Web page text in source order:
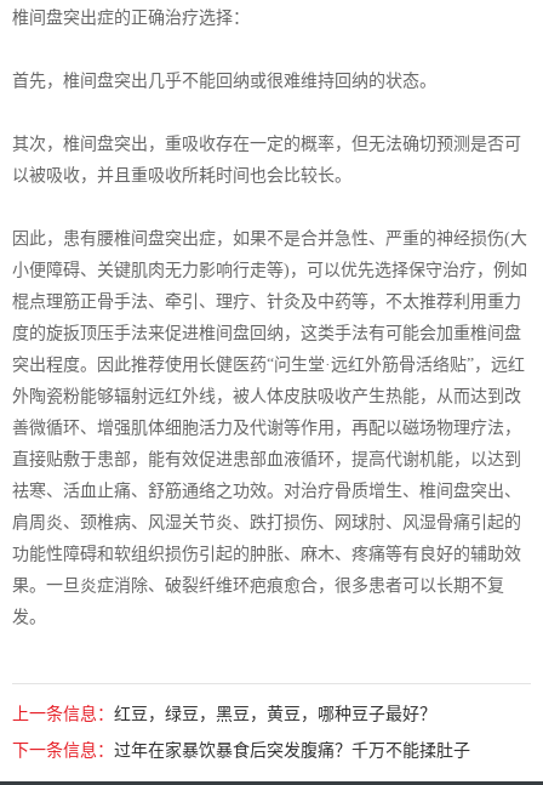
椎间盘突出症的正确治疗选择：
首先，椎间盘突出几乎不能回纳或很难维持回纳的状态。
其次，椎间盘突出，重吸收存在一定的概率，但无法确切预测是否可
以被吸收，并且重吸收所耗时间也会比较长。
因此，患有腰椎间盘突出症，如果不是合并急性、严重的神经损伤(大
小便障碍、关键肌肉无力影响行走等)，可以优先选择保守治疗，例如
棍点理筋正骨手法、牵引、理疗、针灸及中药等，不太推荐利用重力
度的旋扳顶压手法来促进椎间盘回纳，这类手法有可能会加重椎间盘
突出程度。因此推荐使用长健医药“问生堂·远红外筋骨活络贴”，远红
外陶瓷粉能够辐射远红外线，被人体皮肤吸收产生热能，从而达到改
善微循环、增强肌体细胞活力及代谢等作用，再配以磁场物理疗法，
直接贴敷于患部，能有效促进患部血液循环，提高代谢机能，以达到
祛寒、活血止痛、舒筋通络之功效。对治疗骨质增生、椎间盘突出、
肩周炎、颈椎病、风湿关节炎、跌打损伤、网球肘、风湿骨痛引起的
功能性障碍和软组织损伤引起的肿胀、麻木、疼痛等有良好的辅助效
果。一旦炎症消除、破裂纤维环疤痕愈合，很多患者可以长期不复
发。
上一条信息： 红豆，绿豆，黑豆，黄豆，哪种豆子最好？
下一条信息： 过年在家暴饮暴食后突发腹痛？千万不能揉肚子